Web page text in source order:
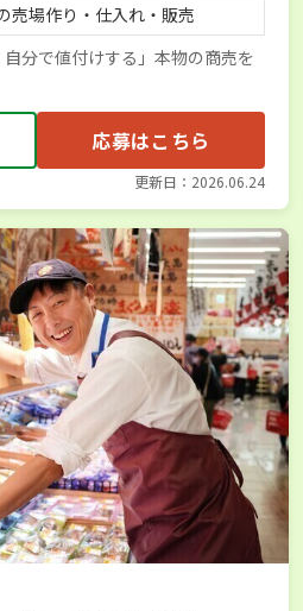
売場作り・仕入れ・販売
自分で値付けする」本物の商売を
応募はこちら
更新日：2026.06.24